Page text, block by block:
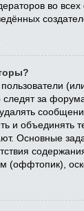
во
следят за
и объединять
Основные
(оффтопик),